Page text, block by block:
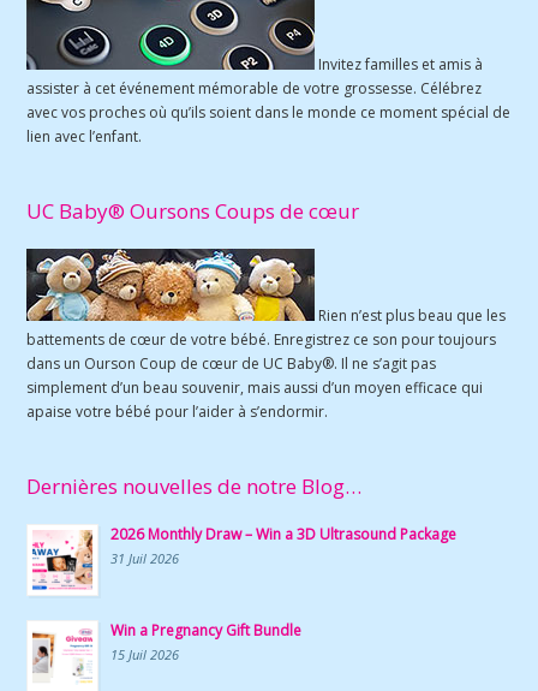
Invitez familles et amis à
assister à cet événement mémorable de votre grossesse. Célébrez
avec vos proches où qu’ils soient dans le monde ce moment spécial de
lien avec l’enfant.
UC Baby® Oursons Coups de cœur
Rien n’est plus beau que les
battements de cœur de votre bébé. Enregistrez ce son pour toujours
dans un Ourson Coup de cœur de UC Baby®. Il ne s’agit pas
simplement d’un beau souvenir, mais aussi d’un moyen efficace qui
apaise votre bébé pour l’aider à s’endormir.
Dernières nouvelles de notre Blog…
2026 Monthly Draw – Win a 3D Ultrasound Package
31 Juil 2026
Win a Pregnancy Gift Bundle
15 Juil 2026